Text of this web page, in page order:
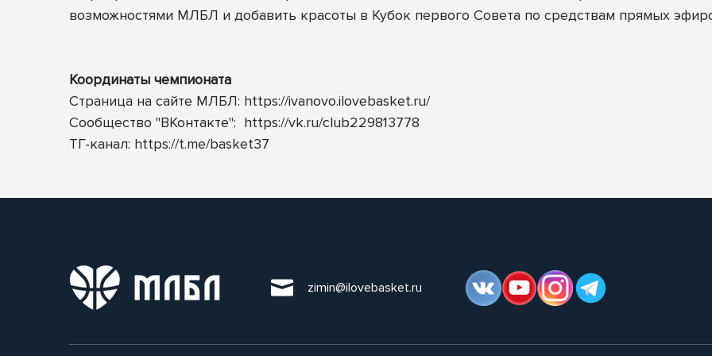
возможностями МЛБЛ и добавить красоты в Кубок первого Совета по средствам прямых
Координаты чемпионата
Страница на сайте МЛБЛ: https://ivanovo.ilovebasket.ru/
Сообщество "ВКонтакте": https://vk.ru/club229813778
ТГ-канал: https://t.me/basket37
zimin@ilovebasket.ru